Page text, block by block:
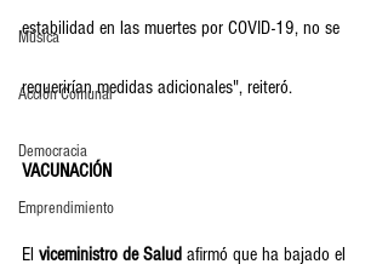
Música
Acción Comunal
Democracia
Emprendimiento
estabilidad en las muertes por COVID-19, no se
requerirían medidas adicionales", reiteró.
VACUNACIÓN
El viceministro de Salud afirmó que ha bajado el